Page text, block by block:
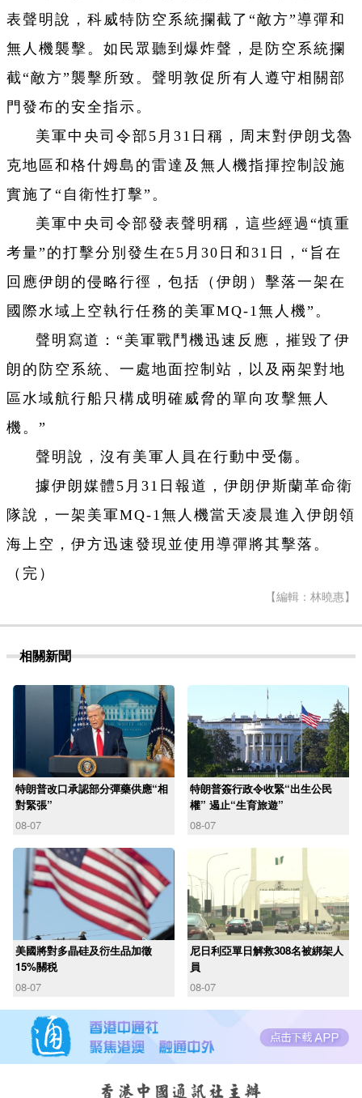
表聲明說，科威特防空系統攔截了“敵方”導彈和
無人機襲擊。如民眾聽到爆炸聲，是防空系統攔
截“敵方”襲擊所致。聲明敦促所有人遵守相關部
門發布的安全指示。
美軍中央司令部5月31日稱，周末對伊朗戈魯
克地區和格什姆島的雷達及無人機指揮控制設施
實施了“自衛性打擊”。
美軍中央司令部發表聲明稱，這些經過“慎重
考量”的打擊分別發生在5月30日和31日，“旨在
回應伊朗的侵略行徑，包括（伊朗）擊落一架在
國際水域上空執行任務的美軍MQ-1無人機”。
聲明寫道：“美軍戰鬥機迅速反應，摧毀了伊
朗的防空系統、一處地面控制站，以及兩架對地
區水域航行船只構成明確威脅的單向攻擊無人
機。”
聲明說，沒有美軍人員在行動中受傷。
據伊朗媒體5月31日報道，伊朗伊斯蘭革命衛
隊說，一架美軍MQ-1無人機當天凌晨進入伊朗領
海上空，伊方迅速發現並使用導彈將其擊落。
（完）
【編輯：林曉惠】
相關新聞
特朗普改口承認部分彈藥供應“相
對緊張”
08-07
特朗普簽行政令收緊“出生公民
權” 遏止“生育旅遊”
08-07
美國將對多晶硅及衍生品加徵
15%關税
08-07
尼日利亞單日解救308名被綁架人
員
08-07